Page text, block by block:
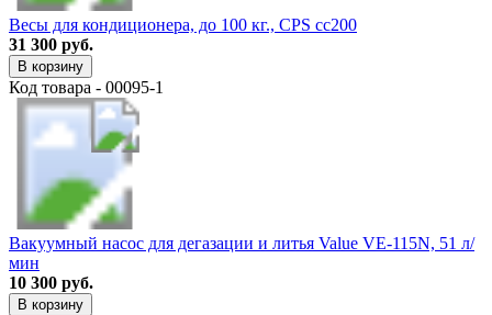
Весы для кондиционера, до 100 кг., CPS cc200
31 300 руб.
В корзину
Код товара - 00095-1
Вакуумный насос для дегазации и литья Value VE-115N, 51 л/
мин
10 300 руб.
В корзину